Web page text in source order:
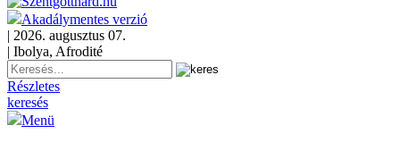
Akadálymentes verzió
| 2026. augusztus 07.
| Ibolya, Afrodité
Részletes
keresés
Menü